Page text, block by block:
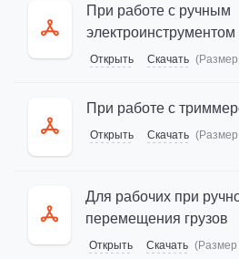
При работе с ручным
электроинструментом
Открыть Скачать
При работе с
Открыть Скачать
Для рабочих при
перемещения грузов
Открыть Скачать (Размер